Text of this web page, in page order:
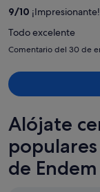
9/10
Todo excelente
Comentario del 30 de
Alójate
de Endem